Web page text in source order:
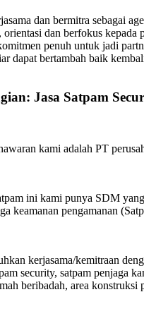
dan bermitra sebagai
orientasi dan berfokus
penuh untuk jadi
dapat bertambah baik
Jasa Satpam
kami adalah PT
ini kami punya SDM
keamanan pengamanan
kerjasama/kemitraan
security, satpam penjaga
beribadah, area konstruksi